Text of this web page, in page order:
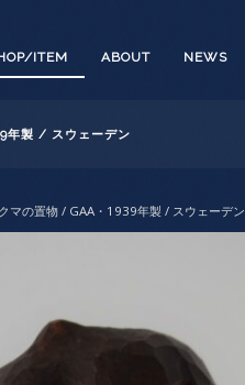
ITEM ABOUT NEWS
年製 / スウェーデン
マの置物 / GAA・1939年製 / スウェーデン